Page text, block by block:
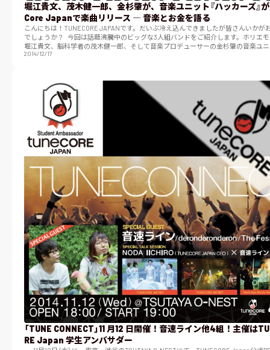
堀江貴文、茂木健一郎、金杉肇が、音楽ユニット『ハッカーズ』
Core Japanで楽曲リリース ― 音楽とお金を語る
こんにちは！TUNECORE JAPANです。だいぶ冷え込んできましたが皆さんいかが
でしょうか？ 今回は話題沸騰中のビッグな3人組バンドをご紹介します。ホリエモンこと
堀江貴文、脳科学者の茂木健一郎、そして音楽プロデューサーの金杉肇の音楽ユニ
ッカーズ…
2014/12/17
「TUNE CONNECT」11 月12 日開催！音速ライン他4組！主催は
RE Japan 学生アンバサダー